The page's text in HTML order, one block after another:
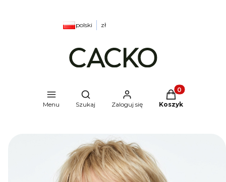
polski zł
Menu
Otwórz wyszukiwarkę
Szukaj Zaloguj się
Produkty w
Koszyk